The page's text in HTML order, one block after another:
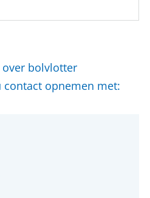
bolvlotter
opnemen met: